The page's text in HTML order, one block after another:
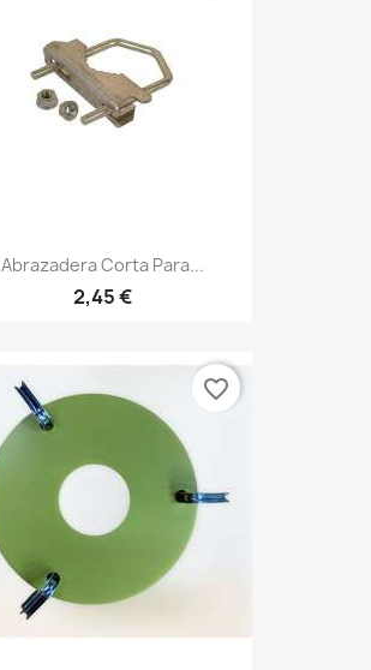
Abrazadera Corta Para...
2,45 €
favorite_border